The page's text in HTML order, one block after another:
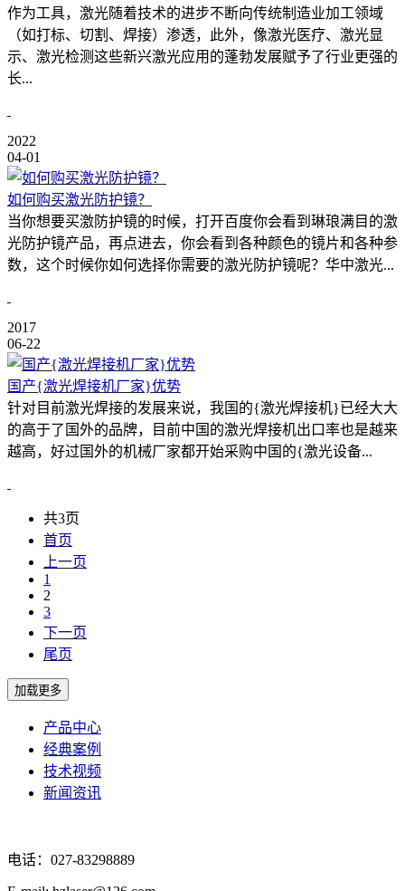
作为工具，激光随着技术的进步不断向传统制造业加工领域
（如打标、切割、焊接）渗透，此外，像激光医疗、激光显
示、激光检测这些新兴激光应用的蓬勃发展赋予了行业更强的
长...
2022
04-01
如何购买激光防护镜？
当你想要买激防护镜的时候，打开百度你会看到琳琅满目的激
光防护镜产品，再点进去，你会看到各种颜色的镜片和各种参
数，这个时候你如何选择你需要的激光防护镜呢？华中激光...
2017
06-22
国产{激光焊接机厂家}优势
针对目前激光焊接的发展来说，我国的{激光焊接机}已经大大
的高于了国外的品牌，目前中国的激光焊接机出口率也是越来
越高，好过国外的机械厂家都开始采购中国的{激光设备...
共3页
首页
上一页
1
2
3
下一页
尾页
产品中心
经典案例
技术视频
新闻资讯
电话：027-83298889